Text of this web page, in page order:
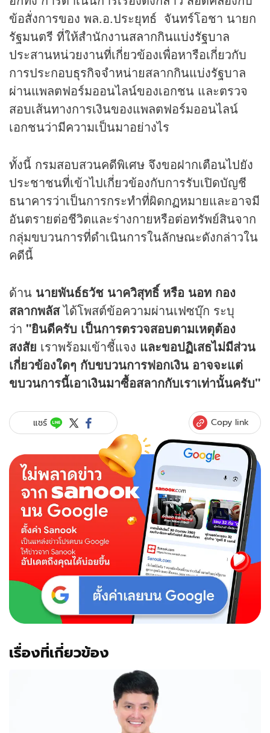
ข้อสั่งการของ พล.อ.ประยุทธ์ จันทร์โอชา นายก
รัฐมนตรี ที่ให้สำนักงานสลากกินแบ่งรัฐบาล
ประสานหน่วยงานที่เกี่ยวข้องเพื่อหารือเกี่ยวกับ
การประกอบธุรกิจจำหน่ายสลากกินแบ่งรัฐบาล
ผ่านแพลตฟอร์มออนไลน์ของเอกชน และตรวจ
สอบเส้นทางการเงินของแพลตฟอร์มออนไลน์
เอกชนว่ามีความเป็นมาอย่างไร
ทั้งนี้ กรมสอบสวนคดีพิเศษ จึงขอฝากเตือนไปยัง
ประชาชนที่เข้าไปเกี่ยวข้องกับการรับเปิดบัญชี
ธนาคารว่าเป็นการกระทำที่ผิดกฏหมายและอาจมี
อันตรายต่อชีวิตและร่างกายหรือต่อทรัพย์สินจาก
กลุ่มขบวนการที่ดำเนินการในลักษณะดังกล่าวใน
คดีนี้
ด้าน นายพันธ์ธวัช นาควิสุทธิ์ หรือ นอท กอง
สลากพลัสได้โพสต์ข้อความผ่านเฟซบุ๊ก ระบุ
ว่า "ยินดีครับ เป็นการตรวจสอบตามเหตุต้อง
สงสัย เราพร้อมเข้าชี้แจง และขอปฏิเสธไม่มีส่วน
เกี่ยวข้องใดๆ กับขบวนการฟอกเงิน อาจจะแต่
ขบวนการนี้เอาเงินมาซื้อสลากกับเราเท่านั้นครับ"
แชร์ Copy link
เรื่องที่เกี่ยวข้อง